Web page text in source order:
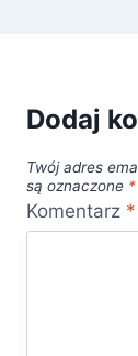
Dodaj
Twój adres
są oznaczone *
Komentarz *